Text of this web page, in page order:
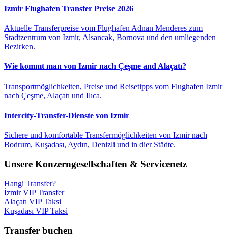
Izmir Flughafen Transfer Preise 2026
Aktuelle Transferpreise vom Flughafen Adnan Menderes zum
Stadtzentrum von Izmir, Alsancak, Bornova und den umliegenden
Bezirken.
Wie kommt man von Izmir nach Çeşme and Alaçatı?
Transportmöglichkeiten, Preise und Reisetipps vom Flughafen Izmir
nach Çeşme, Alaçatı und Ilıca.
Intercity-Transfer-Dienste von Izmir
Sichere und komfortable Transfermöglichkeiten von Izmir nach
Bodrum, Kuşadası, Aydın, Denizli und in dier Städte.
Unsere Konzerngesellschaften & Servicenetz
Hangi Transfer?
İzmir VIP Transfer
Alaçatı VIP Taksi
Kuşadası VIP Taksi
Transfer buchen